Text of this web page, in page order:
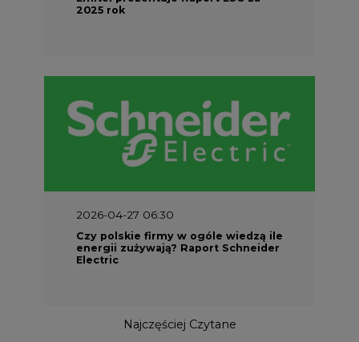
2025 rok
2026-04-27 06:30
Czy polskie firmy w ogóle wiedzą ile
energii zużywają? Raport Schneider
Electric
Najczęściej Czytane